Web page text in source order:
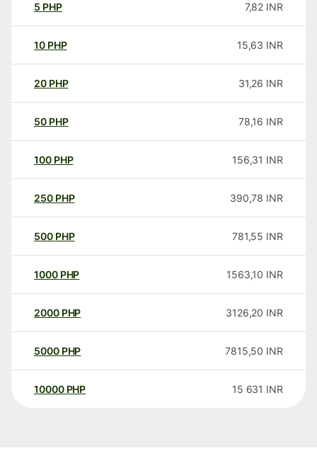
5 PHP 7,82 INR
10 PHP 15,63 INR
20 PHP 31,26 INR
50 PHP 78,16 INR
100 PHP 156,31 INR
250 PHP 390,78 INR
500 PHP 781,55 INR
1000 PHP 1563,10 INR
2000 PHP 3126,20 INR
5000 PHP 7815,50 INR
10000 PHP 15 631 INR